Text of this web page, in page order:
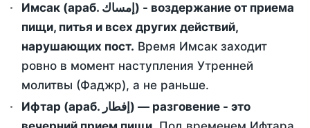
Имсак (араб. إمساك) - воздержание от приема
пищи, питья и всех других действий,
нарушающих пост. Время Имсак заходит
ровно в момент наступления Утренней
молитвы (Фаджр), а не раньше.
Ифтар (араб. إفطار) — разговение - это